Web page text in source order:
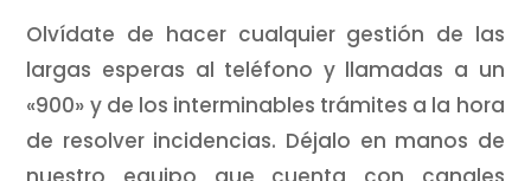
Olvídate de hacer cualquier gestión de las
largas esperas al teléfono y llamadas a un
«900» y de los interminables trámites a la hora
de resolver incidencias. Déjalo en manos de